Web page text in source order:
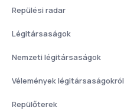
Repülési radar
Légitársaságok
Nemzeti légitársaságok
Vélemények légitársaságokról
Repülőterek